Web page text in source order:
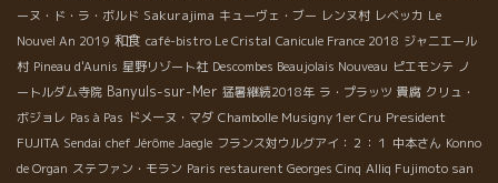
ーヌ・ド・ラ・ボルド Sakurajima キューヴェ・ブー レンヌ村 レベッカ Le
Nouvel An 2019 和食 café-bistro Le Cristal Canicule France 2018 ジャニエール
村 Pineau d'Aunis 星野リゾート社 Descombes Beaujolais Nouveau ピエモンテ ノ
ートルダム寺院 Banyuls-sur-Mer 猛暑継続2018年 ラ・プラッツ 貴腐 クリュ・
ボジョレ Pas à Pas ドメーヌ・マダ Chambolle Musigny 1er Cru President
FUJITA Sendai chef Jérôme Jaegle フランス対ウルグアイ：２：１ 中本さん Konno
de Organ ステファン・モラン Paris restaurent Georges Cinq Alliq Fujimoto san